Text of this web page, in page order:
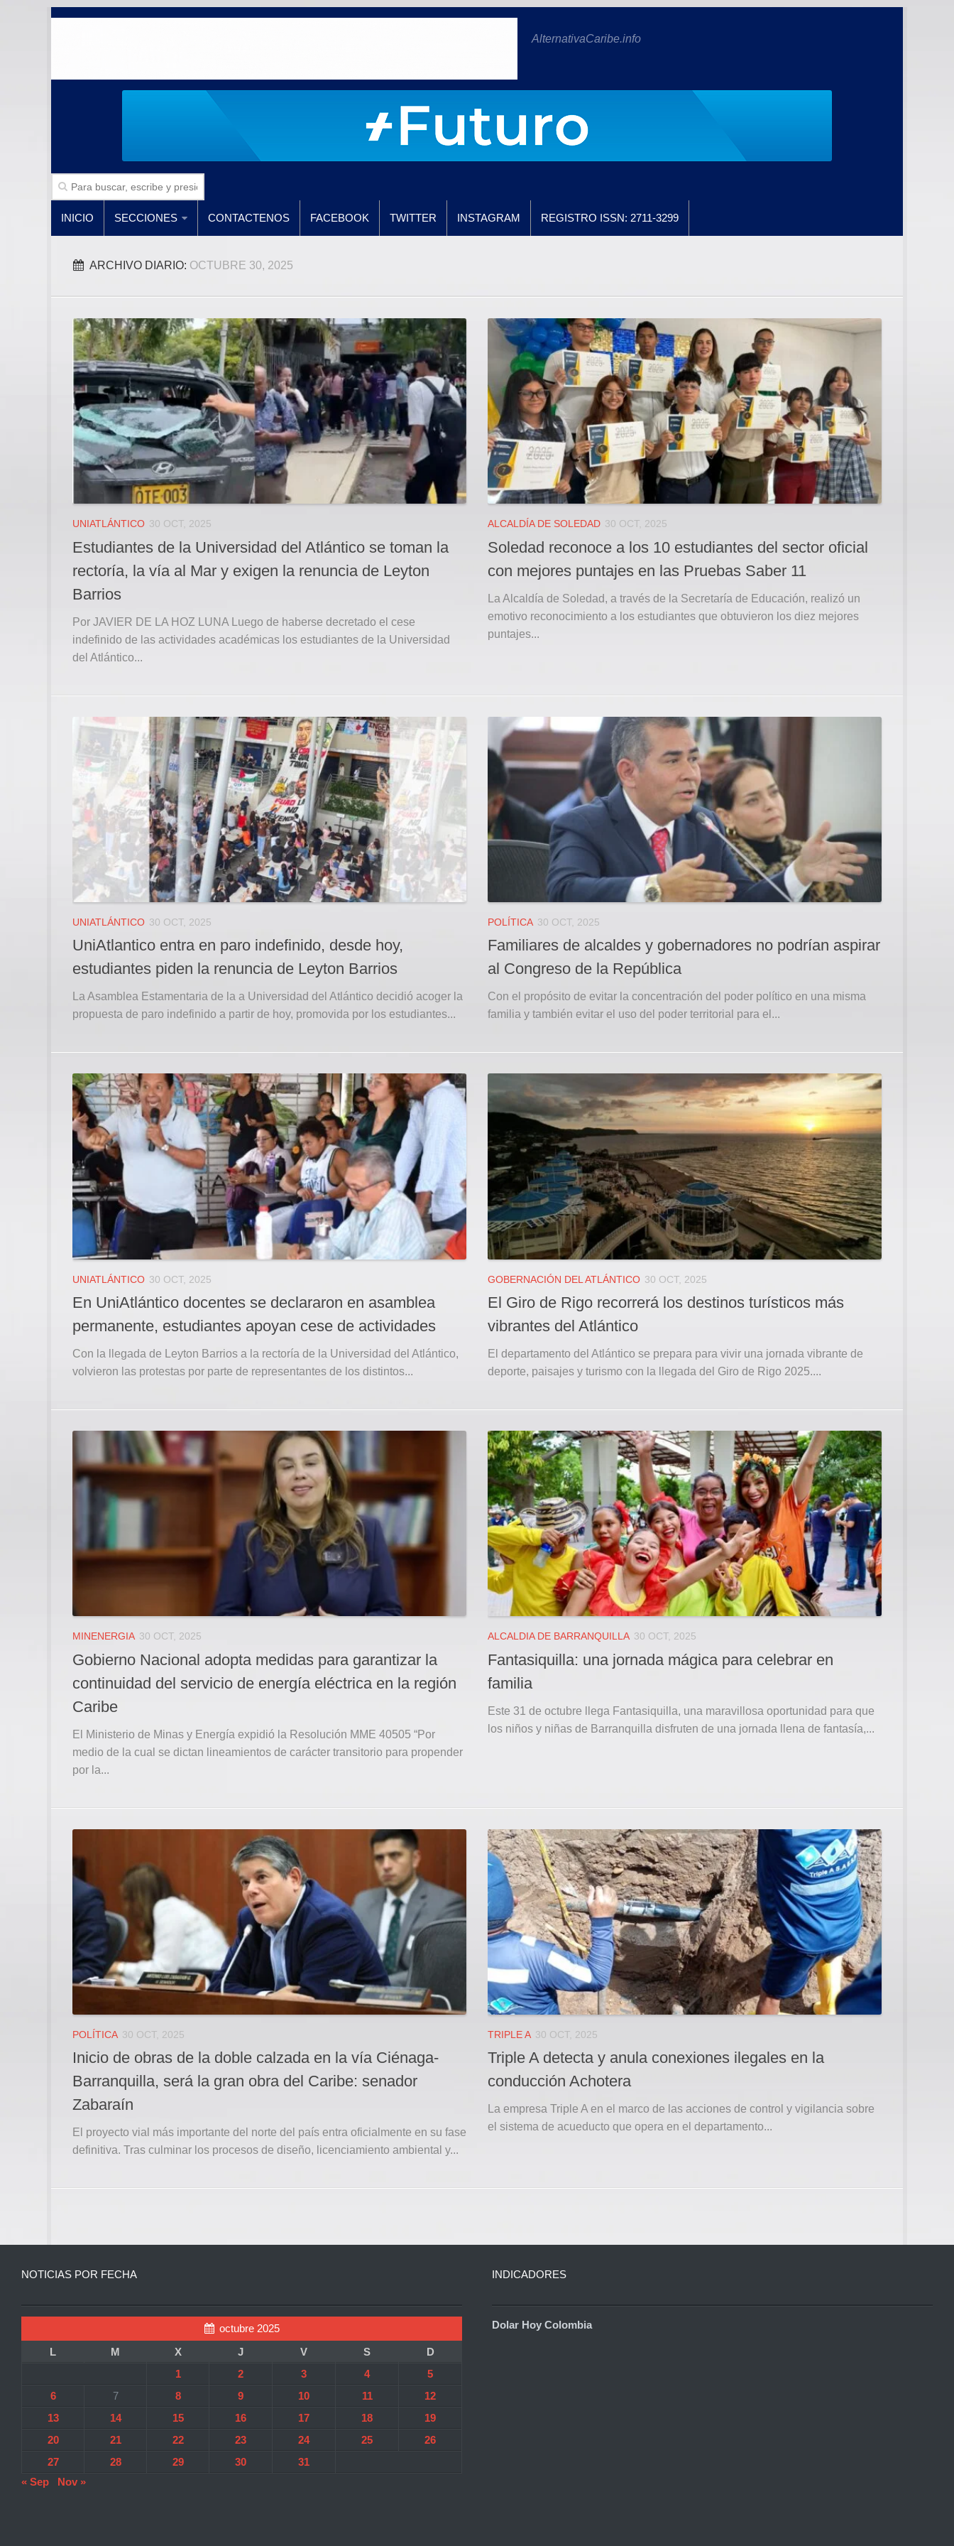
AlternativaCaribe.info
INICIO SECCIONES CONTACTENOS FACEBOOK TWITTER INSTAGRAM REGISTRO ISSN: 2711-3299
ARCHIVO DIARIO: OCTUBRE 30, 2025
UNIATLÁNTICO 30 OCT, 2025
Estudiantes de la Universidad del Atlántico se toman la
rectoría, la vía al Mar y exigen la renuncia de Leyton
Barrios
Por JAVIER DE LA HOZ LUNA Luego de haberse decretado el cese
indefinido de las actividades académicas los estudiantes de la Universidad
del Atlántico...
ALCALDÍA DE SOLEDAD 30 OCT, 2025
Soledad reconoce a los 10 estudiantes del sector oficial
con mejores puntajes en las Pruebas Saber 11
La Alcaldía de Soledad, a través de la Secretaría de Educación, realizó un
emotivo reconocimiento a los estudiantes que obtuvieron los diez mejores
puntajes...
UNIATLÁNTICO 30 OCT, 2025
UniAtlantico entra en paro indefinido, desde hoy,
estudiantes piden la renuncia de Leyton Barrios
La Asamblea Estamentaria de la a Universidad del Atlántico decidió acoger la
propuesta de paro indefinido a partir de hoy, promovida por los estudiantes...
POLÍTICA 30 OCT, 2025
Familiares de alcaldes y gobernadores no podrían aspirar
al Congreso de la República
Con el propósito de evitar la concentración del poder político en una misma
familia y también evitar el uso del poder territorial para el...
UNIATLÁNTICO 30 OCT, 2025
En UniAtlántico docentes se declararon en asamblea
permanente, estudiantes apoyan cese de actividades
Con la llegada de Leyton Barrios a la rectoría de la Universidad del Atlántico,
volvieron las protestas por parte de representantes de los distintos...
GOBERNACIÓN DEL ATLÁNTICO 30 OCT, 2025
El Giro de Rigo recorrerá los destinos turísticos más
vibrantes del Atlántico
El departamento del Atlántico se prepara para vivir una jornada vibrante de
deporte, paisajes y turismo con la llegada del Giro de Rigo 2025....
MINENERGIA 30 OCT, 2025
Gobierno Nacional adopta medidas para garantizar la
continuidad del servicio de energía eléctrica en la región
Caribe
El Ministerio de Minas y Energía expidió la Resolución MME 40505 “Por
medio de la cual se dictan lineamientos de carácter transitorio para propender
por la...
ALCALDIA DE BARRANQUILLA 30 OCT, 2025
Fantasiquilla: una jornada mágica para celebrar en
familia
Este 31 de octubre llega Fantasiquilla, una maravillosa oportunidad para que
los niños y niñas de Barranquilla disfruten de una jornada llena de fantasía,...
POLÍTICA 30 OCT, 2025
Inicio de obras de la doble calzada en la vía Ciénaga-
Barranquilla, será la gran obra del Caribe: senador
Zabaraín
El proyecto vial más importante del norte del país entra oficialmente en su fase
definitiva. Tras culminar los procesos de diseño, licenciamiento ambiental y...
TRIPLE A 30 OCT, 2025
Triple A detecta y anula conexiones ilegales en la
conducción Achotera
La empresa Triple A en el marco de las acciones de control y vigilancia sobre
el sistema de acueducto que opera en el departamento...
NOTICIAS POR FECHA
octubre 2025
L
M X J V S
D
1
2 3 4
5
6
7 8 9 10 11
12
13
14 15 16 17 18
19
20
21 22 23 24 25
26
27
28 29 30
31
« Sep
Nov »
INDICADORES
Dolar Hoy Colombia